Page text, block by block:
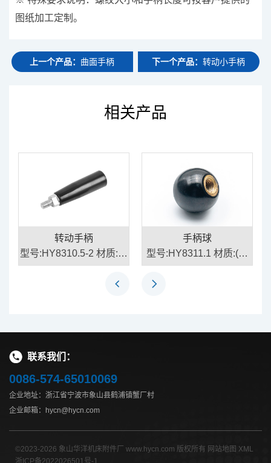
图纸加工定制。
上一个产品： 曲面手柄 下一个产品：转动小手柄
相关产品
转动手柄
型号:HY8310.5-2 材质:胶
木、钢/不锈钢
手柄球
型号:HY8311.1 材质:(手
柄套)胶木、(嵌件)钢/铜
联系我们：
0086-574-65010069
企业地址：浙江省宁波市象山县鹤浦镇蟹厂村
企业邮箱：hycn@hycn.com
©2023-2026 象山华洋机床附件厂 www.hycn.com 版权所有 网站地图 XML